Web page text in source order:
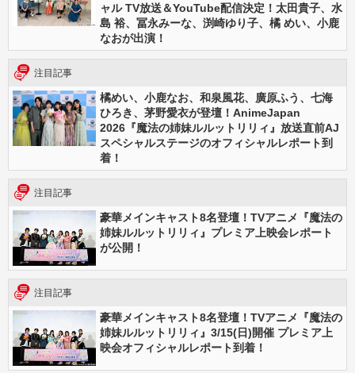
ャル TV放送＆YouTube配信決定！太田貴子、水
島 裕、冨永みーな、渕崎ゆり子、橘 めい、小鹿
なおが出演！
注目記事
橘めい、小鹿なお、和泉風花、廣原ふう、七海
ひろき、茅野愛衣が登壇！AnimeJapan
2026『魔法の姉妹ルルットリリィ』放送直前AJ
スペシャルステージのオフィシャルレポート到
着！
注目記事
豪華メインキャスト8名登壇！TVアニメ『魔法の
姉妹ルルットリリィ』プレミア上映会レポート
が公開！
注目記事
豪華メインキャスト8名登壇！TVアニメ『魔法の
姉妹ルルットリリィ』3/15(日)開催 プレミア上
映会オフィシャルレポート到着！